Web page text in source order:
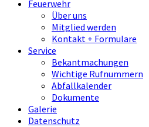
Feuerwehr
Über uns
Mitglied werden
Kontakt + Formulare
Service
Bekantmachungen
Wichtige Rufnummern
Abfallkalender
Dokumente
Galerie
Datenschutz